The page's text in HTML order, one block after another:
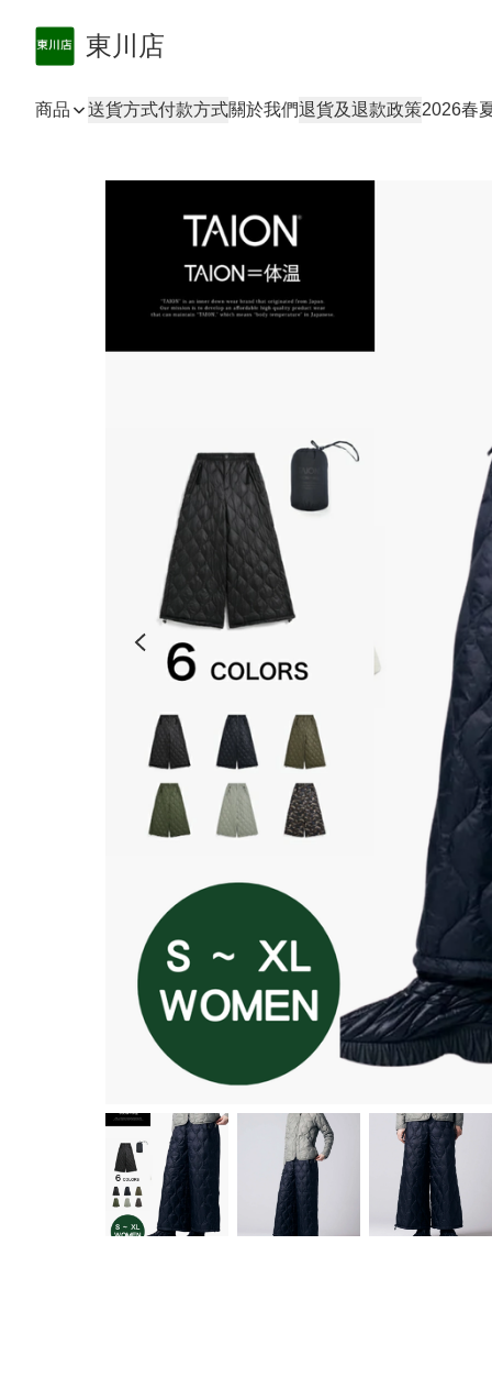
東川店
商品 送貨方式付款方式關於我們退貨及退款政策2026春